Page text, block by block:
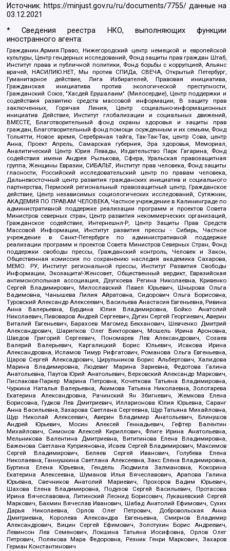
Источник: https://minjust.gov.ru/ru/documents/7755/ данные на
03.12.2021
* Сведения реестра НКО, выполняющих функции
иностранного агента:
Гражданин.Армия.Право, Нижегородский центр немецкой и европейской
культуры, Центр гендерных исследований, Фонд защиты прав граждан Штаб,
Институт права и публичной политики, Фонд борьбы с коррупцией, Альянс
врачей, НАСИЛИЮ.НЕТ, Мы против СПИДа, СВЕЧА, Открытый Петербург,
Гуманитарное действие, Лига Избирателей, Правовая инициатива,
Гражданская инициатива против экологической преступности,
Гражданский Союз, "Хасдей Ерушалаим" (Милосердие), Центр поддержки и
содействия развитию средств массовой информации, В защиту прав
заключенных, Горячая Линия, Центр социально-информационных
инициатив Действие, Институт глобализации и социальных движений,
ВМЕСТЕ, Благотворительный фонд охраны здоровья и защиты прав
граждан, Благотворительный фонд помощи осужденным и их семьям, Фонд
Тольятти, Новое время, Серебряная тайга, Так-Так-Так, центр Сова, центр
Анна, Проект Апрель, Самарская губерния, Эра здоровья, Мемориал,
Аналитический Центр Юрия Левады, Издательство Парк Гагарина, Фонд
содействия имени Андрея Рылькова, Сфера, Уральская правозащитная
группа, Женщины Евразии, СИБАЛЬТ, Институт прав человека, Фонд защиты
гласности, Российский исследовательский центр по правам человека,
Дальневосточный центр развития гражданских инициатив и социального
партнерства, Пермский региональный правозащитный центр, Гражданское
действие, Центр независимых социологических исследований, Сутяжник,
АКАДЕМИЯ ПО ПРАВАМ ЧЕЛОВЕКА, Частное учреждение в Калининграде по
административной поддержке реализации программ и проектов Совета
Министров северных стран, Центр развития некоммерческих организаций,
Гражданское содействие, Интернешнл-Р, Центр Защиты Прав Средств
Массовой Информации, Институт развития прессы - Сибирь, Частное
учреждение в Санкт-Петербурге по административной поддержке
реализации программ и проектов Совета Министров Северных Стран, Фонд
поддержки свободы прессы, Гражданский контроль, Человек и Закон,
Общественная комиссия по сохранению наследия академика Сахарова,
МЕМО. РУ, Институт региональной прессы, Институт Развития Свободы
Информации, Экозащита!-Женсовет, Общественный вердикт, Евразийская
антимонопольная ассоциация, Дзугкоева Регина Николаевна, Кривенко
Сергей Владимирович, Милославский Павел Юрьевич, Шнырова Ольга
Вадимовна, Чанышева Лилия Айратовна, Сидорович Ольга Борисовна,
Туровский Александр Алексеевич, Васильева Анастасия Евгеньевна, Ривина
Анна Валерьевна, Бурдина Юлия Владимировна, Бойко Анатолий
Николаевич, Пивоваров Андрей Сергеевич, Дугин Сергей Георгиевич, Аверин
Виталий Евгеньевич, Барахоев Магомед Бекханович, Шевченко Дмитрий
Александрович, Шарипков Олег Викторович, Мошель Ирина Ароновна,
Шведов Григорий Сергеевич, Пономарев Лев Александрович, Созаев
Валерий Валерьевич, Каргалицкий Борис Юльевич, Исакова Ирина
Александровна, Исламов Тимур Рифгатович, Романова Ольга Евгеньевна,
Щаров Сергей Алексадрович, Цирульников Борис Альбертович, Халидова
Марина Владимировна, Людевиг Марина Зариевна, Федотова Галина
Анатольевна, Паутов Юрий Анатольевич, Верховский Александр Маркович,
Пислакова-Паркер Марина Петровна, Кочеткова Татьяна Владимировна,
Чуркина Наталья Валерьевна, Акимова Татьяна Николаевна, Золотарева
Екатерина Александровна, Рачинский Ян Збигневич, Жемкова Елена
Борисовна, Гудков Лев Дмитриевич, Илларионова Юлия Юрьевна, Саранг
Анна Васильевна, Захарова Светлана Сергеевна, Щур Татьяна Михайловна,
Щур Николай Алексеевич, Аверин Владимир Анатольевич, Блинушов
Андрей Юрьевич, Мосин Алексей Геннадьевич, Гефтер Валентин
Михайлович, Симонов Алексей Кириллович, Флиге Ирина Анатольевна,
Мельникова Валентина Дмитриевна, Вититинова Елена Владимировна,
Баженова Светлана Куприяновна, Исаев Сергей Владимирович, Максимов
Сергей Владимирович, Беляев Сергей Иванович, Голубева Елена
Николаевна, Ганнушкина Светлана Алексеевна, Закс Елена Владимировна,
Буртина Елена Юрьевна, Гендель Людмила Залмановна, Кокорина
Екатерина Алексеевна, Шуманов Илья Вячеславович, Арапова Галина
Юрьевна, Свечников Анатолий Мариевич, Прохоров Вадим Юрьевич,
Шахова Елена Владимировна, Подузов Сергей Васильевич, Протасова
Ирина Вячеславовна, Литинский Леонид Борисович, Лукашевский Сергей
Маркович, Бахмин Вячеслав Иванович, Шабад Анатолий Ефимович, Сухих
Дарья Николаевна, Орлов Олег Петрович, Добровольская Анна
Дмитриевна, Королева Александра Евгеньевна, Смирнов Владимир
Александрович, Вицин Сергей Ефимович, Золотухин Борис Андреевич,
Левинсон Лев Семенович, Локшина Татьяна Иосифовна, Орлов Олег
Петрович, Полякова Мара Федоровна, Резник Генри Маркович, Захаров
Герман Константинович